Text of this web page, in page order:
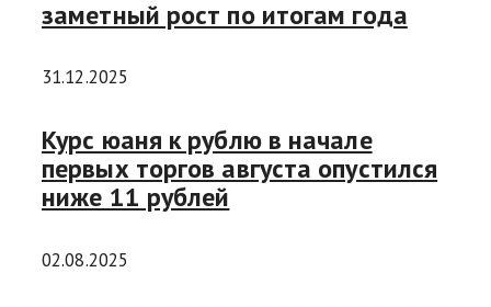
заметный рост по итогам года
31.12.2025
Курс юаня к рублю в начале
первых торгов августа опустился
ниже 11 рублей
02.08.2025